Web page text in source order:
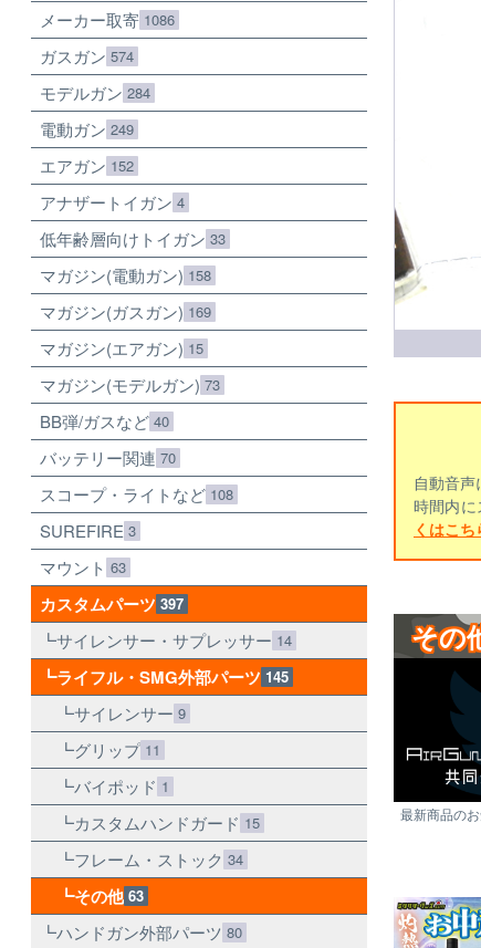
自動音声
時間内に
くはこち
その
最新商品の
メーカー取寄 1086
ガスガン 574
モデルガン 284
電動ガン 249
エアガン 152
アナザートイガン 4
低年齢層向けトイガン 33
マガジン(電動ガン) 158
マガジン(ガスガン) 169
マガジン(エアガン) 15
マガジン(モデルガン) 73
BB弾/ガスなど 40
バッテリー関連 70
スコープ・ライトなど 108
SUREFIRE 3
マウント 63
カスタムパーツ 397
サイレンサー・サプレッサー 14
ライフル・SMG外部パーツ 145
サイレンサー 9
グリップ 11
バイポッド 1
カスタムハンドガード 15
フレーム・ストック 34
その他 63
ハンドガン外部パーツ 80